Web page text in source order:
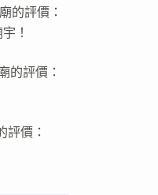
的評價：
！
的評價：
價：